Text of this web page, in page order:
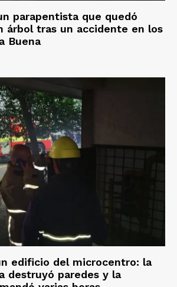
parapentista que quedó
árbol tras un accidente en los
Buena
edificio del microcentro: la
destruyó paredes y la